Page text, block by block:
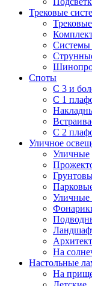
Трековые
Системы
Споты
С 3 и
С 1
С 2
Уличное
Уличные
Уличные
На
Настольные
На